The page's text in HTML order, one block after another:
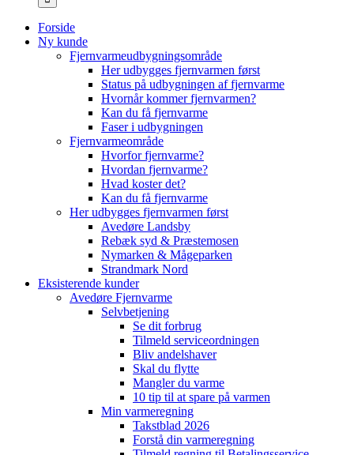
Forside
Ny kunde
Fjernvarmeudbygningsområde
Her udbygges fjernvarmen først
Status på udbygningen af fjernvarme
Hvornår kommer fjernvarmen?
Kan du få fjernvarme
Faser i udbygningen
Fjernvarmeområde
Hvorfor fjernvarme?
Hvordan fjernvarme?
Hvad koster det?
Kan du få fjernvarme
Her udbygges fjernvarmen først
Avedøre Landsby
Rebæk syd & Præstemosen
Nymarken & Mågeparken
Strandmark Nord
Eksisterende kunder
Avedøre Fjernvarme
Selvbetjening
Se dit forbrug
Tilmeld serviceordningen
Bliv andelshaver
Skal du flytte
Mangler du varme
10 tip til at spare på varmen
Min varmeregning
Takstblad 2026
Forstå din varmeregning